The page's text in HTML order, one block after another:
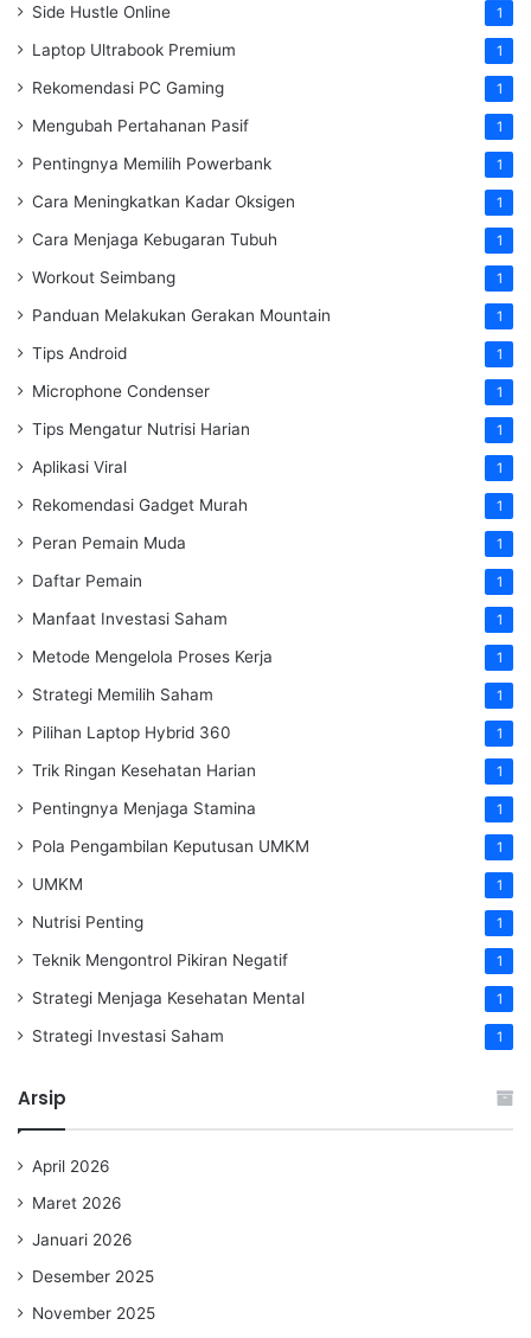
Side Hustle Online 1
Laptop Ultrabook Premium 1
Rekomendasi PC Gaming 1
Mengubah Pertahanan Pasif 1
Pentingnya Memilih Powerbank 1
Cara Meningkatkan Kadar Oksigen 1
Cara Menjaga Kebugaran Tubuh 1
Workout Seimbang 1
Panduan Melakukan Gerakan Mountain 1
Tips Android 1
Microphone Condenser 1
Tips Mengatur Nutrisi Harian 1
Aplikasi Viral 1
Rekomendasi Gadget Murah 1
Peran Pemain Muda 1
Daftar Pemain 1
Manfaat Investasi Saham 1
Metode Mengelola Proses Kerja 1
Strategi Memilih Saham 1
Pilihan Laptop Hybrid 360 1
Trik Ringan Kesehatan Harian 1
Pentingnya Menjaga Stamina 1
Pola Pengambilan Keputusan UMKM 1
UMKM 1
Nutrisi Penting 1
Teknik Mengontrol Pikiran Negatif 1
Strategi Menjaga Kesehatan Mental 1
Strategi Investasi Saham 1
Arsip
April 2026
Maret 2026
Januari 2026
Desember 2025
November 2025